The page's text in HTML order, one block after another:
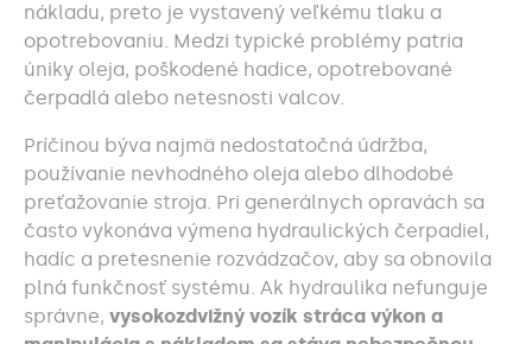
nákladu, preto je vystavený veľkému tlaku a
opotrebovaniu. Medzi typické problémy patria
úniky oleja, poškodené hadice, opotrebované
čerpadlá alebo netesnosti valcov.
Príčinou býva najmä nedostatočná údržba,
používanie nevhodného oleja alebo dlhodobé
preťažovanie stroja. Pri generálnych opravách sa
často vykonáva výmena hydraulických čerpadiel,
hadíc a pretesnenie rozvádzačov, aby sa obnovila
plná funkčnosť systému. Ak hydraulika nefunguje
správne, vysokozdvižný vozík stráca výkon a